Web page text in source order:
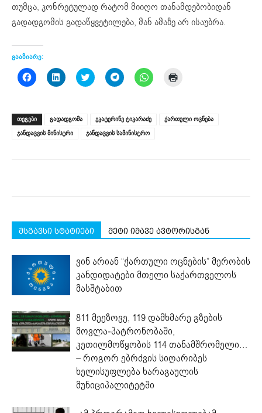
თუმცა, კონრეტულად რატომ მიიღო თანამდებობიდან
გადადგომის გადაწყვეტილება, მან ამაზე არ ისაუბრა.
გააზიარე:
Click
to
(Opens
in
new
window)
Click
to
(Opens
in
new
window)
Click
to
(Opens
in
new
window)
Click
to
(Opens
in
new
window)
Click
to
(Opens
in
window)
window)
ᲗᲔᲒᲔᲑᲘ გადადგომა ეკატერინე ტიკარაძე
ქართული ოცნება
ჯანდაცვის მინისტრი
ჯანდაცვის სამინისტრო
მსგავსი სტატიები მეტი იმავე ავტორისგან
ვინ არიან “ქართული ოცნების” მერობის
კანდიდატები მთელი საქართველოს
მასშტაბით
811 მეეზოვე, 119 დამხმარე გზების
მოვლა-პატრონობაში,
კეთილმოწყობის 114 თანამშრომელი…
– როგორ ებრძვის სიღარიბეს
ხელისუფლება ხარაგაულის
მუნიციპალიტეტში